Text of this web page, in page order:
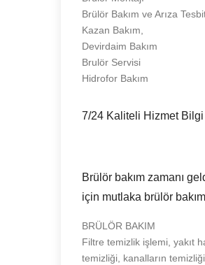
Brülör Bakım ve Arıza
Kazan Bakım,
Devirdaim Bakım
Brulör Servisi
Hidrofor Bakım
7/24 Kaliteli Hizmet Bilgi
Brülör bakım zamanı
için mutlaka brülör
BRÜLÖR BAKIM
Filtre temizlik işlemi, yakıt
temizliği, kanalların temizliği